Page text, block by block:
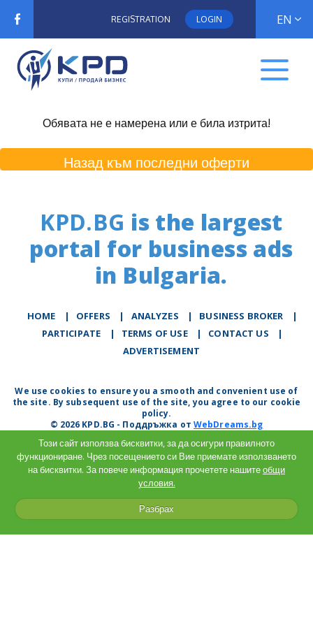
REGISTRATION LOGIN EN
Обявата не е намерена или е била изтрита!
Назад към последни оферти
KPD.BG is the largest
portal for business ads
in Bulgaria.
HOME | OFFERS | АNALYZES | BUSINESS BROKER
|
PARTICIPATE
| TERMS OF USE | CONTACT US
|
ADVERTISEMENT
We use cookies to ensure you a smooth and convenient use of
the site. By subsequent use of the site, you agree to our cookie
policy.
© 2026 KPD.BG - Поддръжка отWebDreams.bg
Този сайт използва бисквитки, за да осигури правилното
функциониране. Чрез посещението си Вие приемате използването
на бисквитки. За повече информация прочетете нашитеобщи
условия.
Разбрах